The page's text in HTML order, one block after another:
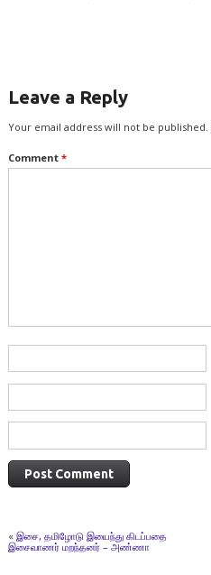
Leave a Reply
Your email address will not be published.
Comment *
« இசை, தமிழோடு இயைந்து கிடப்பதை
இசைவாணர் மறந்தனர் – அண்ணா